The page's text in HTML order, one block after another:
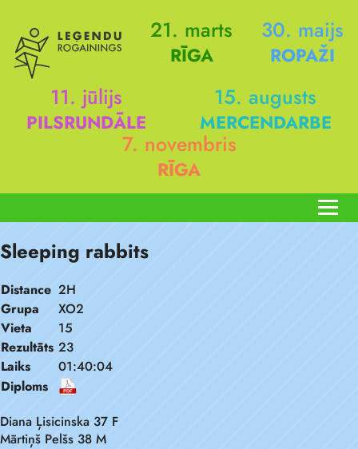
21. marts
RĪGA
30. maijs
ROPAŽI
11. jūlijs
PILSRUNDĀLE
15. augusts
MERCENDARBE
7. novembris
RĪGA
Sleeping rabbits
Distance 2H
Grupa
XO2
Vieta
15
Rezultāts 23
Laiks
01:40:04
Diploms
Diana Ļisicinska 37 F
Mārtiņš Pelšs 38 M